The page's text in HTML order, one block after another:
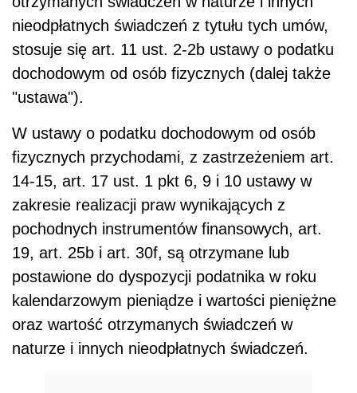
nieodpłatnych świadczeń z tytułu tych umów,
stosuje się art. 11 ust. 2-2b ustawy o podatku
dochodowym od osób fizycznych (dalej także
"ustawa").
W ustawy o podatku dochodowym od osób
fizycznych przychodami, z zastrzeżeniem art.
14-15, art. 17 ust. 1 pkt 6, 9 i 10 ustawy w
zakresie realizacji praw wynikających z
pochodnych instrumentów finansowych, art.
19, art. 25b i art. 30f, są otrzymane lub
postawione do dyspozycji podatnika w roku
kalendarzowym pieniądze i wartości pieniężne
oraz wartość otrzymanych świadczeń w
naturze i innych nieodpłatnych świadczeń.